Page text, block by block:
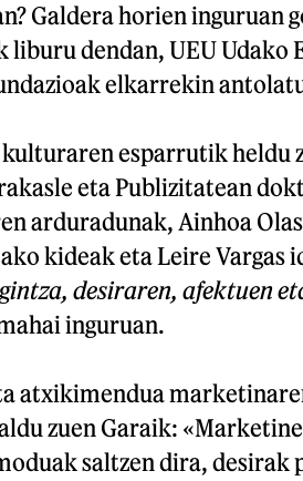
Galdera horien inguruan
liburu dendan, UEU Udako
elkarrekin
esparrutik heldu
eta Publizitatean
arduradunak, Ainhoa
kideak eta Leire Vargas
desiraren, afektuen
inguruan.
atxikimendua
zuen Garaik:
saltzen dira, desirak